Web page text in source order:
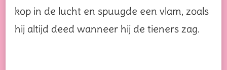
kop in de lucht en spuugde een vlam, zoals
hij altijd deed wanneer hij de tieners zag.